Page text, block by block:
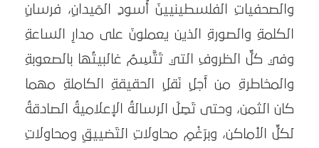
والصحفياتِ الفلسطينيينَ أُسودِ المَيدانِ، فرسانِ
الكلمةِ والصورةِ الذين يعملونَ على مدارِ الساعةِ
وفي كلِّ الظروفِ التي تَتَّسِمُ غالبيتُها بالصعوبةِ
والمخاطرةِ من أَجلِ نَقلِ الحقيقةِ الكاملةِ مهما
كان الثمن، وحتى تَصِلَ الرسالةُ الإعلاميةُ الصادقةُ
لكلِّ الأماكن، وبرَغْمِ محاولاتِ التَضييقِ ومحاولاتِ